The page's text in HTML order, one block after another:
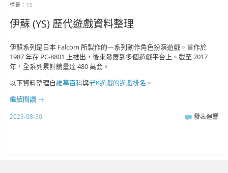
標籤： YS
伊蘇 (YS) 歷代遊戲資料整理
伊蘇系列是日本 Falcom 所製作的一系列動作角色扮演遊戲。首作於
1987 年在 PC-8801 上推出，後來發展到多個遊戲平台上。截至 2017
年，全系列累計銷量達 480 萬套。
以下資料整理自維基百科與老K遊戲的遊戲排名 。
繼續閱讀 →
2023-08-30 發表迴響